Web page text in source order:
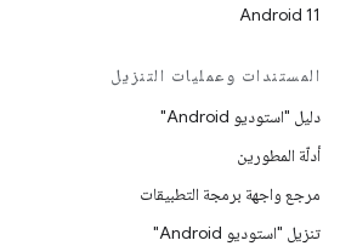
Android 11
المستندات وعمليات التنزيل
دليل "استوديو Android"
أدلّة المطورين
مرجع واجهة برمجة التطبيقات
تنزيل "استوديو Android"